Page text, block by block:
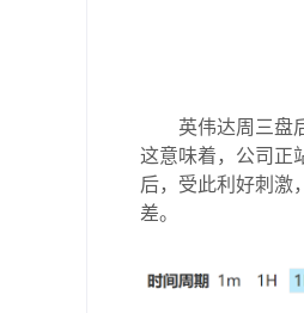
英伟达周三盘后
这意味着，公司正
后，受此利好刺激
差。